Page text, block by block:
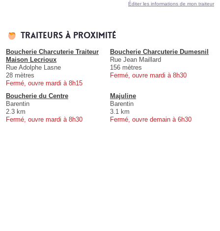
Éditer les informations de mon traiteur
Traiteurs à proximité
Boucherie Charcuterie Traiteur
Maison Lecrioux
Rue Adolphe Lasne
28 mètres
Fermé, ouvre mardi à 8h15
Boucherie Charcuterie Dumesnil
Rue Jean Maillard
156 mètres
Fermé, ouvre mardi à 8h30
Boucherie du Centre
Barentin
2.3 km
Fermé, ouvre mardi à 8h30
Majuline
Barentin
3.1 km
Fermé, ouvre demain à 6h30